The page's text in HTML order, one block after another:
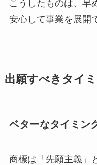
こうしたものは、早
安心して事業を展開
出願すべきタイ
ベターなタイミン
商標は「先願主義」